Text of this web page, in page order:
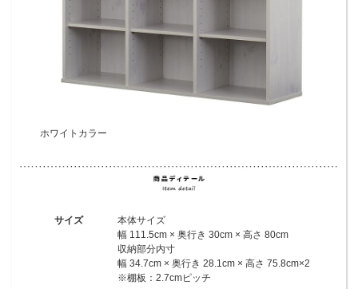
ホワイトカラー
サイズ
本体サイズ
幅 111.5cm × 奥行き 30cm × 高さ 80cm
収納部分内寸
幅 34.7cm × 奥行き 28.1cm × 高さ 75.8cm×2
※棚板：2.7cmピッチ